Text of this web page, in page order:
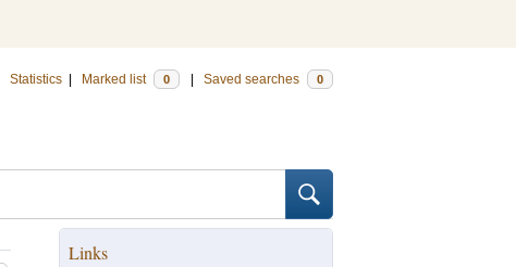
Statistics Marked list 0 Saved searches 0
Links